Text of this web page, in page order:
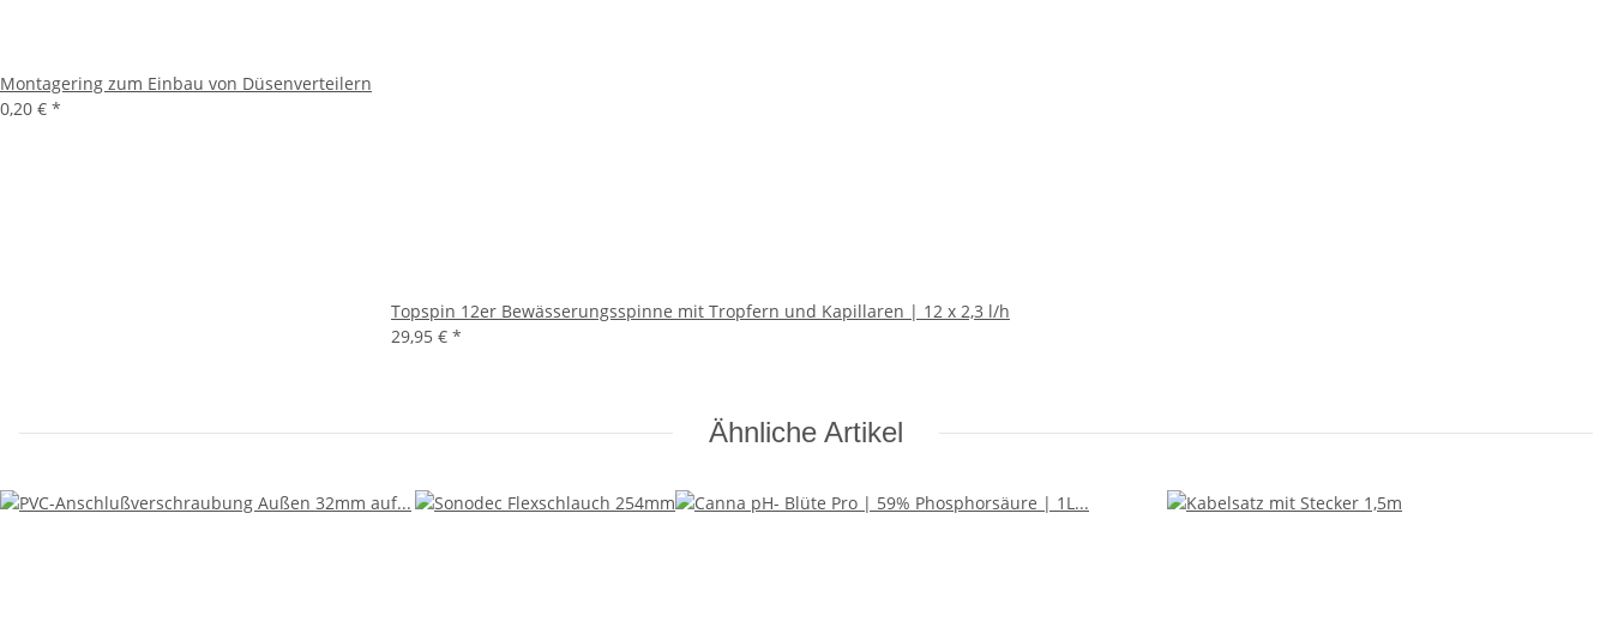
Montagering zum Einbau von Düsenverteilern
0,20 € *
Topspin 12er Bewässerungsspinne mit Tropfern und Kapillaren | 12 x 2,3 l/h
29,95 € *
Ähnliche Artikel